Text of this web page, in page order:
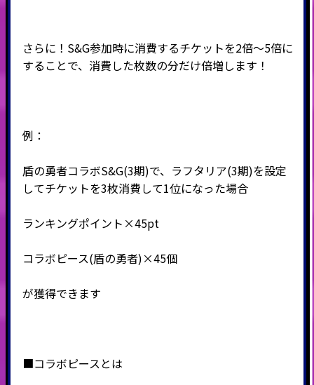
さらに！S&G参加時に消費するチケットを2倍～5倍に
することで、消費した枚数の分だけ倍増します！
例：
盾の勇者コラボS&G(3期)で、ラフタリア(3期)を設定
してチケットを3枚消費して1位になった場合
ランキングポイント×45pt
コラボピース(盾の勇者)×45個
が獲得できます
■コラボピースとは